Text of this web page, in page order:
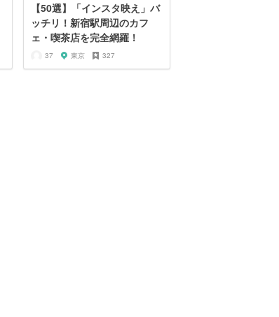
【50選】「インスタ映え」バ
ッチリ！新宿駅周辺のカフ
ェ・喫茶店を完全網羅！
37 東京 327